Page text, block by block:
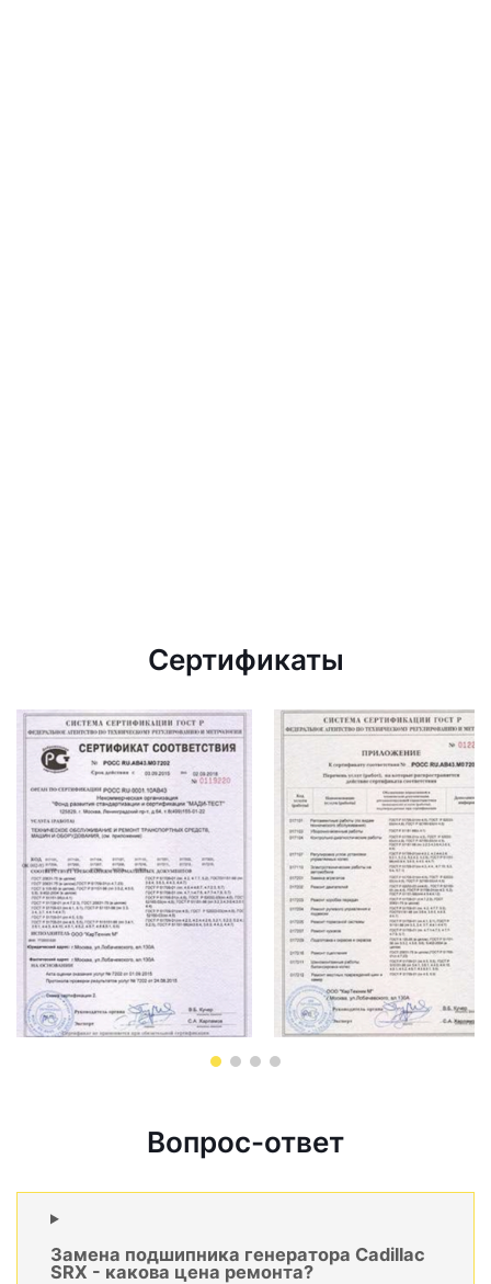
Сертификаты
Вопрос-ответ
Замена подшипника генератора Cadillac
SRX - какова цена ремонта?